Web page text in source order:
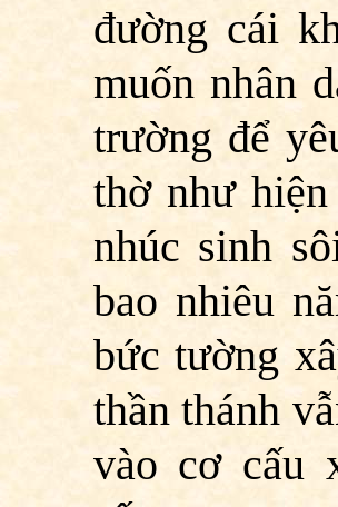
đường cái
muốn nhân
trường để
thờ như
nhúc sinh
bao nhiêu
bức tường
thần thánh
vào cơ cấu